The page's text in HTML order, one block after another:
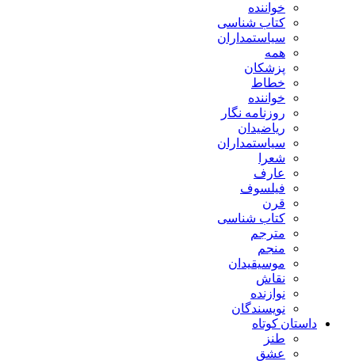
خواننده
کتاب شناسی
سیاستمداران
همه
پزشکان
خطاط
خواننده
روزنامه نگار
ریاضیدان
سیاستمداران
شعرا
عارف
فیلسوف
قرن
کتاب شناسی
مترجم
منجم
موسیقیدان
نقاش
نوازنده
نویسندگان
داستان کوتاه
طنز
عشق